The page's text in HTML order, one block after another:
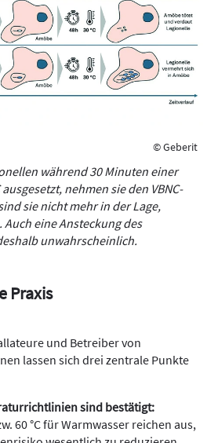
© Geberit
während 30 Minuten einer
nehmen sie den VBNC-
sie nicht mehr in der Lage,
eine Ansteckung des
unwahrscheinlich.
Praxis
und Betreiber von
lassen sich drei zentrale Punkte
sind bestätigt:
60 °C für Warmwasser reichen aus,